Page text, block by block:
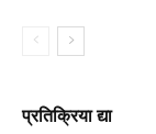
प्रतिक्रिया द्या